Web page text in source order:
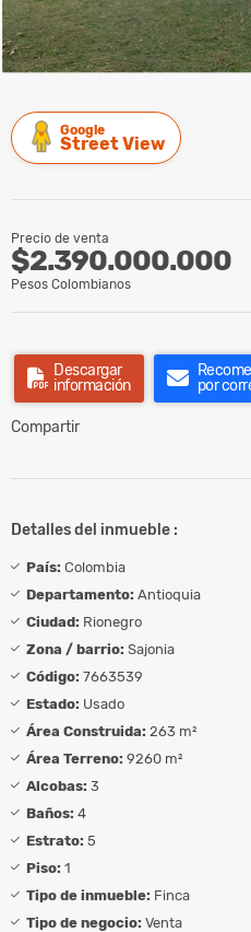
Google
Street View
Precio de venta
$2.390.000.000
Pesos Colombianos
Descargar
información
por
Compartir
Detalles del inmueble :
País: Colombia
Departamento: Antioquia
Ciudad: Rionegro
Zona / barrio: Sajonia
Código: 7663539
Estado: Usado
Área Construida: 263 m²
Área Terreno: 9260 m²
Alcobas: 3
Baños: 4
Estrato: 5
Piso: 1
Tipo de inmueble: Finca
Tipo de negocio: Venta